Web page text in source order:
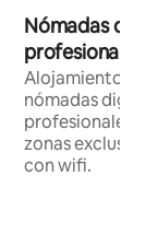
Nómadas
Alojamientos
nómadas
profesionales
zonas
con wifi.